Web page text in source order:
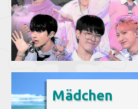
Mädchen